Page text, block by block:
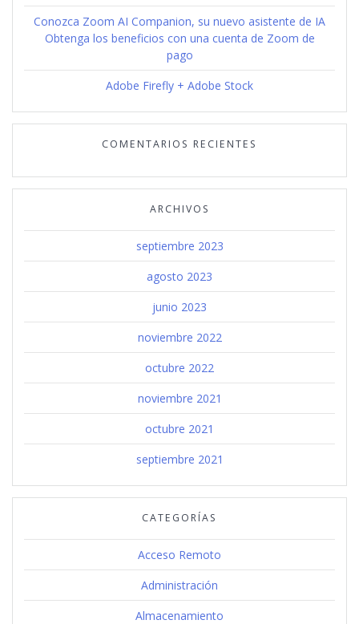
Conozca Zoom AI Companion, su nuevo asistente de IA
Obtenga los beneficios con una cuenta de Zoom de
pago
Adobe Firefly + Adobe Stock
COMENTARIOS RECIENTES
ARCHIVOS
septiembre 2023
agosto 2023
junio 2023
noviembre 2022
octubre 2022
noviembre 2021
octubre 2021
septiembre 2021
CATEGORÍAS
Acceso Remoto
Administración
Almacenamiento